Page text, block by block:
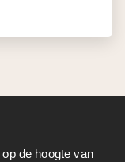
de hoogte van